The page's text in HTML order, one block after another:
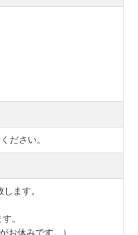
ださい。
ます。
。
お休みです。）